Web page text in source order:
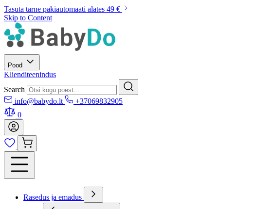
Tasuta tarne pakiautomaati alates 49 €
Skip to Content
Pood
Klienditeenindus
Search
info@babydo.lt
+37069832905
0
Rasedus ja emadus